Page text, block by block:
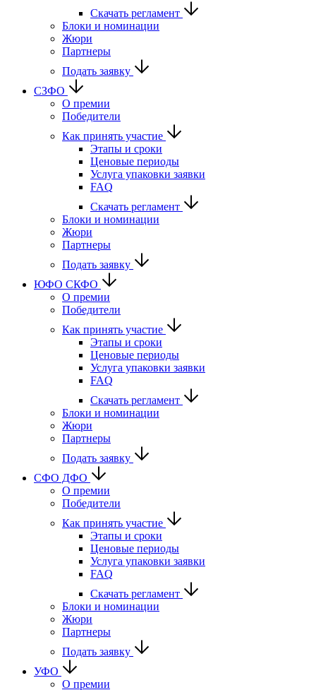
Скачать регламент
Блоки и номинации
Жюри
Партнеры
Подать заявку
СЗФО
О премии
Победители
Как принять участие
Этапы и сроки
Ценовые периоды
Услуга упаковки заявки
FAQ
Скачать регламент
Блоки и номинации
Жюри
Партнеры
Подать заявку
ЮФО СКФО
О премии
Победители
Как принять участие
Этапы и сроки
Ценовые периоды
Услуга упаковки заявки
FAQ
Скачать регламент
Блоки и номинации
Жюри
Партнеры
Подать заявку
CФО ДФО
О премии
Победители
Как принять участие
Этапы и сроки
Ценовые периоды
Услуга упаковки заявки
FAQ
Скачать регламент
Блоки и номинации
Жюри
Партнеры
Подать заявку
УФО
О премии